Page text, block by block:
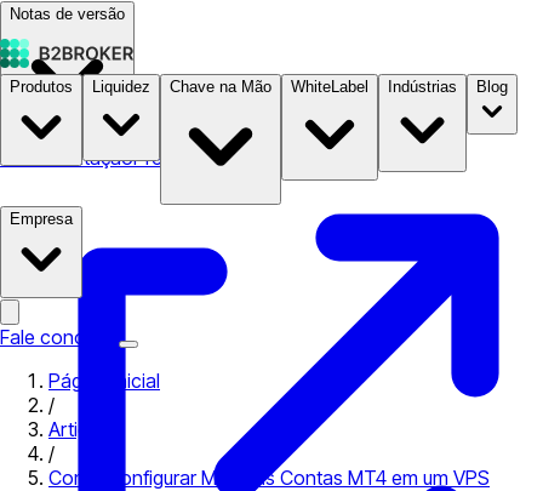
Notas de versão
DocumentaçãoPreços B2STORE
Produtos Liquidez Chave na Mão WhiteLabel Indústrias Blog
Empresa
Fale conosco
Página inicial
/
Artigos
/
Como Configurar Múltiplas Contas MT4 em um VPS